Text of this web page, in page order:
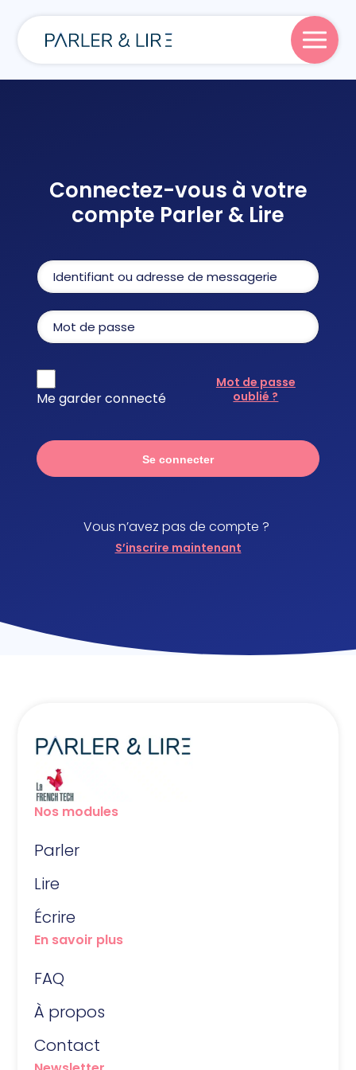
Écrire
Blog
À propos
Connectez-vous à votre
compte Parler & Lire
Me garder connecté
Mot de passe
oublié ?
Se connecter
Vous n’avez pas de compte ?
S’inscrire maintenant
Nos modules
Parler
Lire
Écrire
En savoir plus
FAQ
À propos
Contact